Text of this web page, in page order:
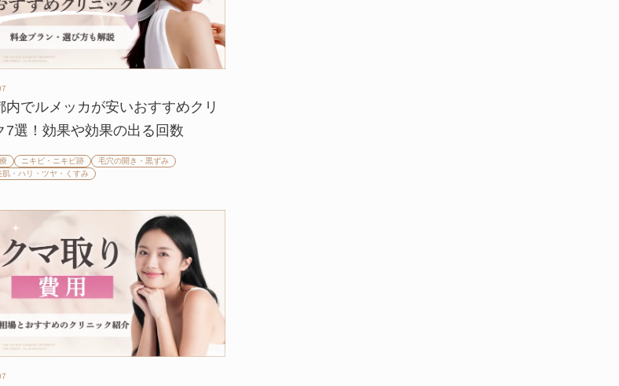
内でルメッカが安いおすすめクリ
7選！効果や効果の出る回数
ニキビ・ニキビ跡
毛穴の開き・黒ずみ
肌・ハリ・ツヤ・くすみ